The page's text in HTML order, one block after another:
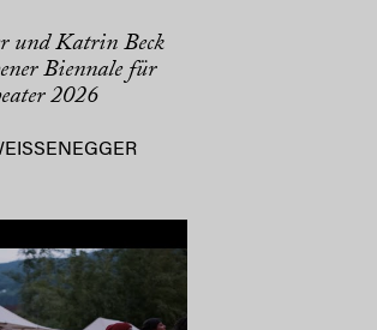
und Katrin Beck
Biennale für
2026